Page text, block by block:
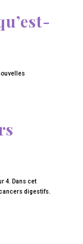
4. Dans cet
digestifs.